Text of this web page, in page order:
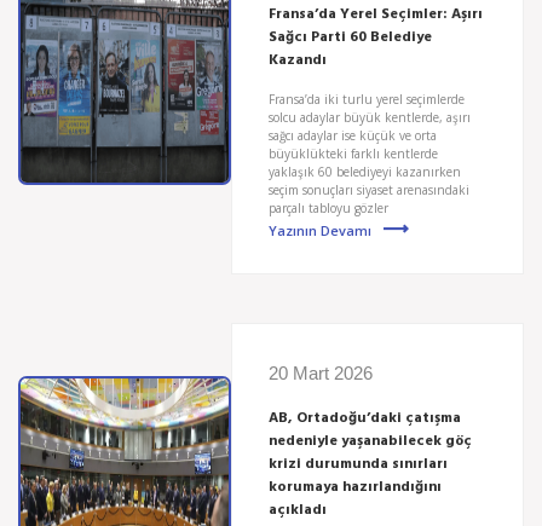
Fransa’da Yerel Seçimler: Aşırı
Sağcı Parti 60 Belediye
Kazandı
Fransa’da iki turlu yerel seçimlerde
solcu adaylar büyük kentlerde, aşırı
sağcı adaylar ise küçük ve orta
büyüklükteki farklı kentlerde
yaklaşık 60 belediyeyi kazanırken
seçim sonuçları siyaset arenasındaki
parçalı tabloyu gözler
Yazının Devamı
20 Mart 2026
AB, Ortadoğu’daki çatışma
nedeniyle yaşanabilecek göç
krizi durumunda sınırları
korumaya hazırlandığını
açıkladı